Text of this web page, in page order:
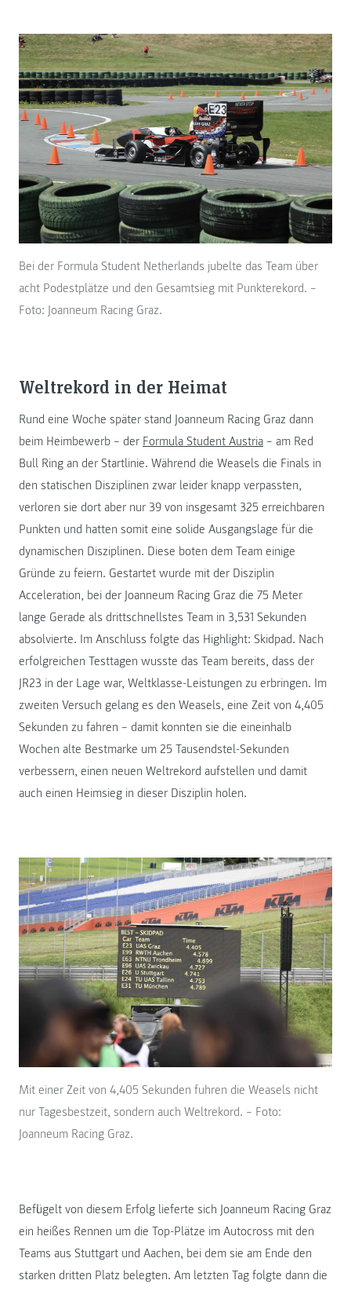
Bei der Formula Student Netherlands jubelte das Team über
acht Podestplätze und den Gesamtsieg mit Punkterekord. –
Foto: Joanneum Racing Graz.
Weltrekord in der Heimat
Rund eine Woche später stand Joanneum Racing Graz dann
beim Heimbewerb – der Formula Student Austria – am Red
Bull Ring an der Startlinie. Während die Weasels die Finals in
den statischen Disziplinen zwar leider knapp verpassten,
verloren sie dort aber nur 39 von insgesamt 325 erreichbaren
Punkten und hatten somit eine solide Ausgangslage für die
dynamischen Disziplinen. Diese boten dem Team einige
Gründe zu feiern. Gestartet wurde mit der Disziplin
Acceleration, bei der Joanneum Racing Graz die 75 Meter
lange Gerade als drittschnellstes Team in 3,531 Sekunden
absolvierte. Im Anschluss folgte das Highlight: Skidpad. Nach
erfolgreichen Testtagen wusste das Team bereits, dass der
JR23 in der Lage war, Weltklasse-Leistungen zu erbringen. Im
zweiten Versuch gelang es den Weasels, eine Zeit von 4,405
Sekunden zu fahren – damit konnten sie die eineinhalb
Wochen alte Bestmarke um 25 Tausendstel-Sekunden
verbessern, einen neuen Weltrekord aufstellen und damit
auch einen Heimsieg in dieser Disziplin holen.
Mit einer Zeit von 4,405 Sekunden fuhren die Weasels nicht
nur Tagesbestzeit, sondern auch Weltrekord. – Foto:
Joanneum Racing Graz.
Beflügelt von diesem Erfolg lieferte sich Joanneum Racing Graz
ein heißes Rennen um die Top-Plätze im Autocross mit den
Teams aus Stuttgart und Aachen, bei dem sie am Ende den
starken dritten Platz belegten. Am letzten Tag folgte dann die